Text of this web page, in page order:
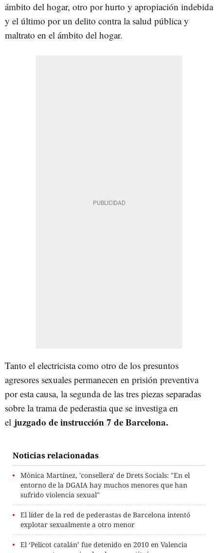
ámbito del hogar, otro por hurto y apropiación indebida
y el último por un delito contra la salud pública y
maltrato en el ámbito del hogar.
Tanto el electricista como otro de los presuntos
agresores sexuales permanecen en prisión preventiva
por esta causa, la segunda de las tres piezas separadas
sobre la trama de pederastia que se investiga en
el juzgado de instrucción 7 de Barcelona.
Noticias relacionadas
Mònica Martínez, 'consellera' de Drets Socials: "En el
entorno de la DGAIA hay muchos menores que han
sufrido violencia sexual"
El líder de la red de pederastas de Barcelona intentó
explotar sexualmente a otro menor
El ‘Pelicot catalán’ fue detenido en 2010 en Valencia